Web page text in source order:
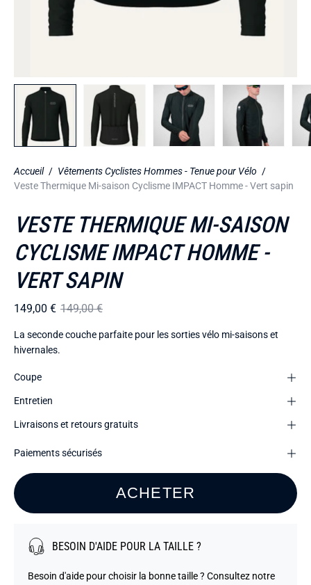
Accueil / Vêtements Cyclistes Hommes - Tenue pour Vélo /
Veste Thermique Mi-saison Cyclisme IMPACT Homme - Vert sapin
VESTE THERMIQUE MI-SAISON
CYCLISME IMPACT HOMME -
VERT SAPIN
149,00 € 149,00 €
La seconde couche parfaite pour les sorties vélo mi-saisons et
hivernales.
Coupe
Entretien
Livraisons et retours gratuits
Paiements sécurisés
ACHETER
BESOIN D'AIDE POUR LA TAILLE ?
Besoin d'aide pour choisir la bonne taille ? Consultez notre